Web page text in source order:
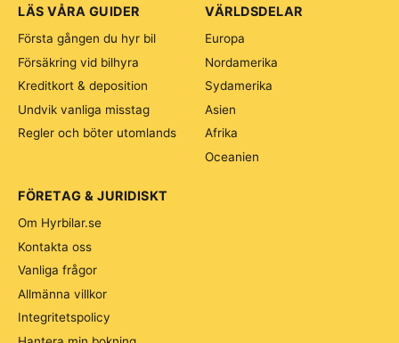
VÄRLDSDELAR
Europa
Nordamerika
Sydamerika
Asien
Afrika
Oceanien
LÄS VÅRA GUIDER
Första gången du hyr bil
Försäkring vid bilhyra
Kreditkort & deposition
Undvik vanliga misstag
Regler och böter utomlands
FÖRETAG & JURIDISKT
Om Hyrbilar.se
Kontakta oss
Vanliga frågor
Allmänna villkor
Integritetspolicy